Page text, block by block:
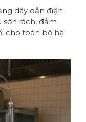
dây dẫn điện
rách, đảm
cho toàn bộ hệ